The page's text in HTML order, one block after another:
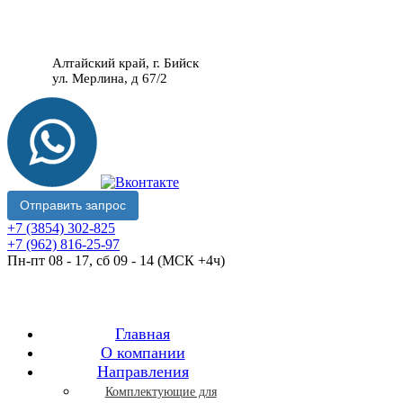
Алтайский край, г. Бийск
ул. Мерлина, д 67/2
Отправить запрос
+7 (3854) 302-825
+7 (962) 816-25-97
Пн-пт 08 - 17, сб 09 - 14 (МСК +4ч)
Главная
O компании
Направления
Комплектующие для